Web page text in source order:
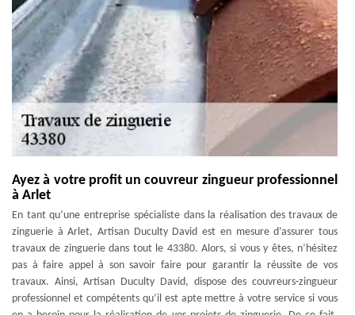
Ayez à votre profit un couvreur zingueur professionnel
à Arlet
En tant qu’une entreprise spécialiste dans la réalisation des travaux de
zinguerie à Arlet, Artisan Duculty David est en mesure d’assurer tous
travaux de zinguerie dans tout le 43380. Alors, si vous y êtes, n’hésitez
pas à faire appel à son savoir faire pour garantir la réussite de vos
travaux. Ainsi, Artisan Duculty David, dispose des couvreurs-zingueur
professionnel et compétents qu’il est apte mettre à votre service si vous